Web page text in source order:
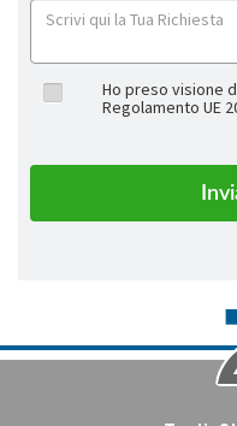
Ho preso visione
Regolamento UE